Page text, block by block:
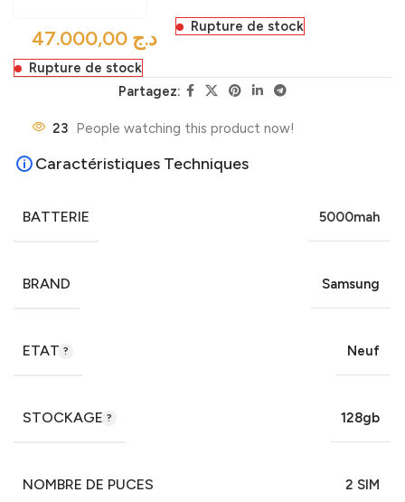
د.ج Rupture de stock
Rupture de stock
Partagez:
23 People watching this product now!
Caractéristiques Techniques
BATTERIE 5000mah
BRAND Samsung
ETAT Neuf
STOCKAGE 128gb
NOMBRE DE PUCES 2 SIM